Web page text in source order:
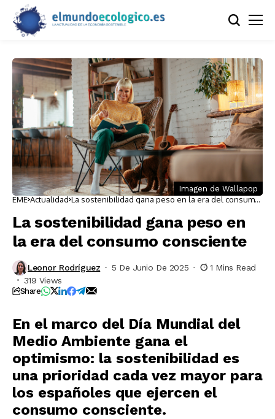
Imagen de Wallapop
EME Actualidad La sostenibilidad gana peso en la era del consumo
La sostenibilidad gana peso en
la era del consumo consciente
Leonor Rodríguez 5 De Junio De 2025
1 Mins Read
319 Views
Share
En el marco del Día Mundial del
Medio Ambiente gana el
optimismo: la sostenibilidad es
una prioridad cada vez mayor para
los españoles que ejercen el
consumo consciente.